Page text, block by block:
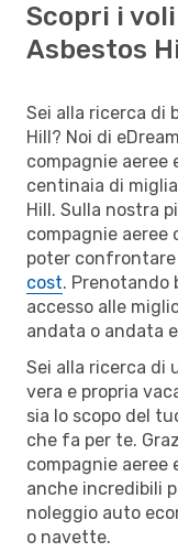
Scopri i
Asbestos
Sei alla ricerca di
Hill? Noi di
compagnie
centinaia di
Hill. Sulla nostra
compagnie aeree
poter
cost. Prenotando
accesso alle
andata o andata
Sei alla ricerca di
vera e propria
sia lo scopo del
che fa per te.
compagnie
anche incredibili
noleggio auto
o navette.